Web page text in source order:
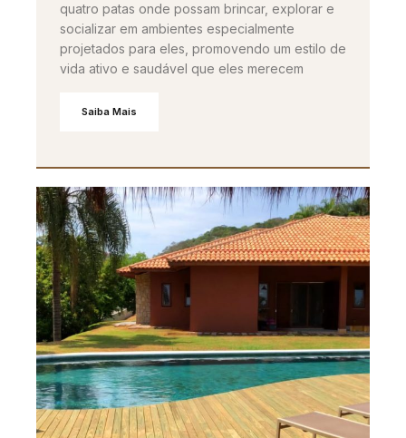
quatro patas onde possam brincar, explorar e
socializar em ambientes especialmente
projetados para eles, promovendo um estilo de
vida ativo e saudável que eles merecem
Saiba Mais